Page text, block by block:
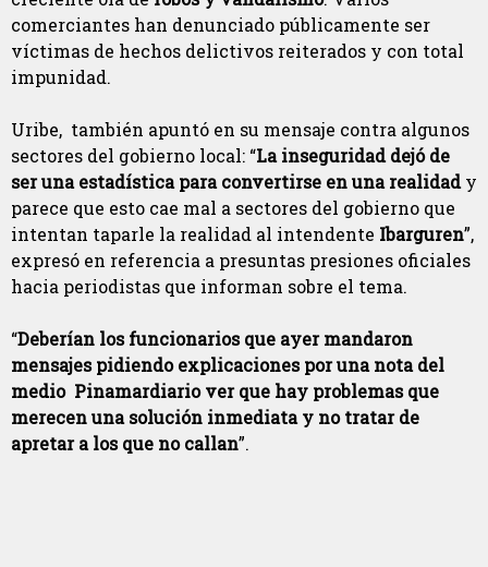
comerciantes han denunciado públicamente ser
víctimas de hechos delictivos reiterados y con total
impunidad.
Uribe, también apuntó en su mensaje contra algunos
sectores del gobierno local: “La inseguridad dejó de
ser una estadística para convertirse en una realidady
parece que esto cae mal a sectores del gobierno que
intentan taparle la realidad al intendente Ibarguren”,
expresó en referencia a presuntas presiones oficiales
hacia periodistas que informan sobre el tema.
“Deberían los funcionarios que ayer mandaron
mensajes pidiendo explicaciones por una nota del
medio Pinamardiario ver que hay problemas que
merecen una solución inmediata y no tratar de
apretar a los que no callan”.